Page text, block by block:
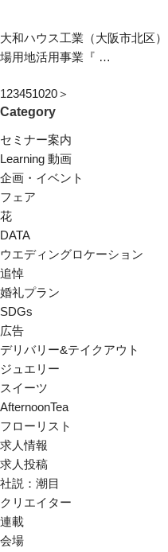
大和ハウス工業（大阪市北区
場用地活用事業『 …
123451020＞
Category
セミナー案内
Learning 動画
企画・イベント
フェア
花
DATA
ウエディングロケーション
追悼
婚礼プラン
SDGs
広告
デリバリー&テイクアウト
ジュエリー
スイーツ
AfternoonTea
フローリスト
求人情報
求人投稿
社説：潮目
クリエイター
連載
会場